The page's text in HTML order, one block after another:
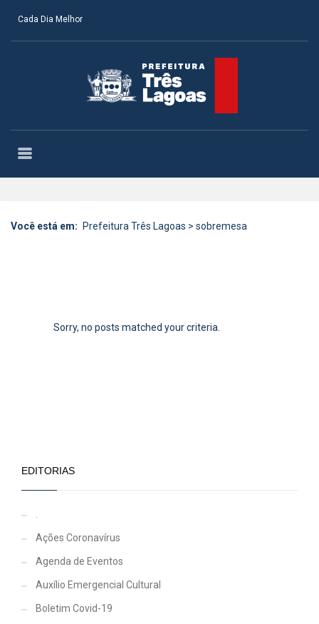
Cada Dia Melhor
Você está em: Prefeitura Três Lagoas > sobremesa
Sorry, no posts matched your criteria.
EDITORIAS
.
Ações Coronavírus
Agenda de Eventos
Auxílio Emergencial Cultural
Boletim Covid-19